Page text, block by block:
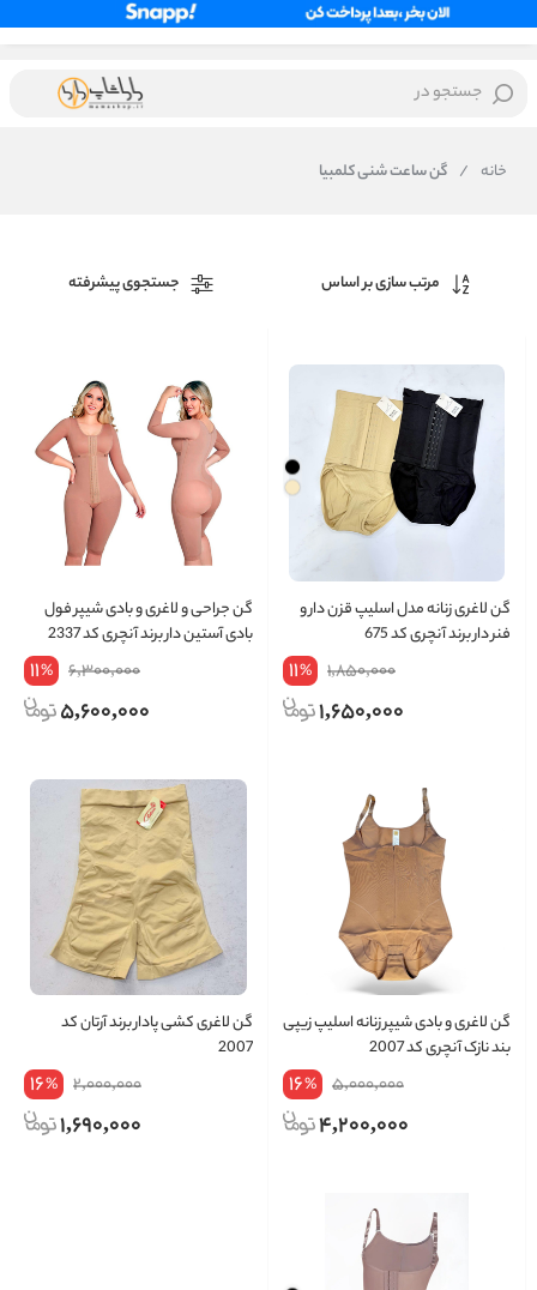
جستجو در
خانه / گن ساعت شنی کلمبیا
مرتب سازی بر اساس جستجوی پیشرفته
گن لاغری زنانه مدل اسلیپ قزن دار و
فنر دار برند آنچری کد 675
1,850,000
11%
1,650,000
گن جراحی و لاغری و بادی شیپر فول
بادی آستین دار برند آنچری کد 2337
6,300,000
11%
5,600,000
گن لاغری و بادی شیپر زنانه اسلیپ زیپی
بند نازک آنچری کد 2007
5,000,000
16%
4,200,000
گن لاغری کشی پادار برند آرتان کد
2007
2,000,000
16%
1,690,000